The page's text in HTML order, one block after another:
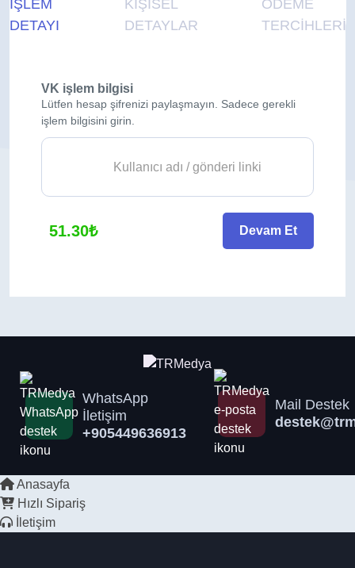
İŞLEM
DETAYI
KİŞİSEL
DETAYLAR
ÖDEME
TERCİHLERİ
VK işlem bilgisi
Lütfen hesap şifrenizi paylaşmayın. Sadece gerekli
işlem bilgisini girin.
51.30₺ Devam Et
WhatsApp
İletişim
+905449636913
Mail Destek
Anasayfa
Hızlı Sipariş
İletişim